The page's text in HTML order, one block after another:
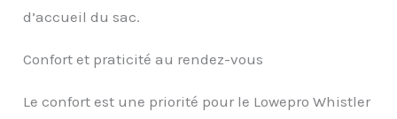
d’accueil du sac.
Confort et praticité au rendez-vous
Le confort est une priorité pour le Lowepro Whistler